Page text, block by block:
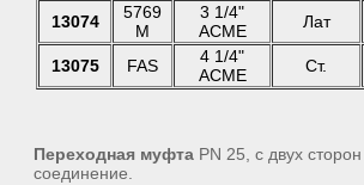
13074
5769
M
3 1/4"
ACME
Лат
13075 FAS
4 1/4"
ACME
Ст.
Переходная муфта PN 25, с двух
соединение.